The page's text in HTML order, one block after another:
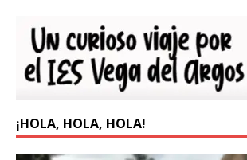
¡HOLA, HOLA, HOLA!